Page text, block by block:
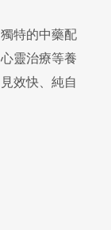
特的中藥配
靈治療等養
效快、純自